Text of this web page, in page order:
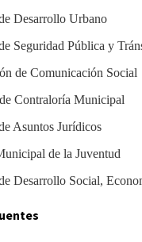
Desarrollo Urbano
Seguridad Pública y
de Comunicación Social
Contraloría Municipal
Asuntos Jurídicos
de la Juventud
Desarrollo Social,